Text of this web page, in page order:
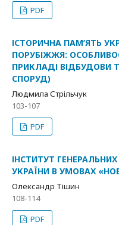
PDF
ІСТОРИЧНА ПАМ’ЯТЬ
ПОРУБІЖЖЯ:
ПРИКЛАДІ ВІДБУДОВИ
СПОРУД)
Людмила Стрільчук
103-107
PDF
ІНСТИТУТ
УКРАЇНИ В УМОВАХ
Олександр Тішин
108-114
PDF